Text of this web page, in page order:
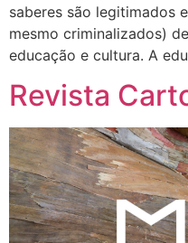
saberes são legitimados
mesmo criminalizados)
educação e cultura. A
Revista